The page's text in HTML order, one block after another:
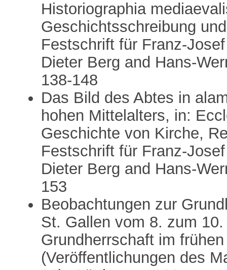
Historiographia
Geschichtsschreibung
Festschrift für Franz-
Dieter Berg and Hans-
138-148
Das Bild des Abtes in
hohen Mittelalters, in:
Geschichte von Kirche,
Festschrift für Franz-
Dieter Berg and Hans-
153
Beobachtungen zur
St. Gallen vom 8. zum
Grundherrschaft im
(Veröffentlichungen des